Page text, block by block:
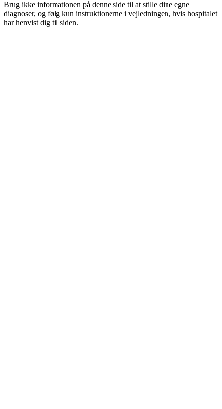
Brug ikke informationen på denne side til at stille dine egne
diagnoser, og følg kun instruktionerne i vejledningen, hvis hospitalet
har henvist dig til siden.